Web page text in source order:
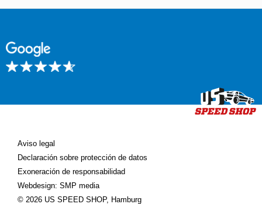
Aviso legal
Declaración sobre protección de datos
Exoneración de responsabilidad
Webdesign: SMP media
© 2026 US SPEED SHOP, Hamburg